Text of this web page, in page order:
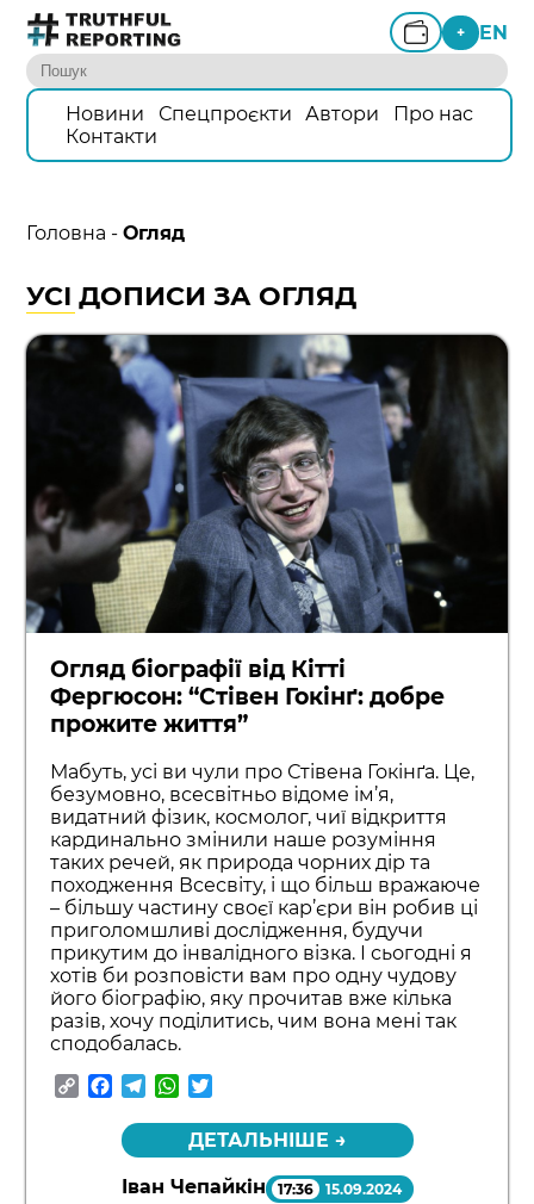
+ EN
Новини Спецпроєкти Автори
Про нас
Контакти
Головна -Огляд
УСІ ДОПИСИ ЗА ОГЛЯД
Огляд біографії від Кітті
Фергюсон: “Стівен Гокінґ: добре
прожите життя”
Мабуть, усі ви чули про Стівена Гокінґа. Це,
безумовно, всесвітньо відоме ім’я,
видатний фізик, космолог, чиї відкриття
кардинально змінили наше розуміння
таких речей, як природа чорних дір та
походження Всесвіту, і що більш вражаюче
– більшу частину своєї кар’єри він робив ці
приголомшливі дослідження, будучи
прикутим до інвалідного візка. І сьогодні я
хотів би розповісти вам про одну чудову
його біографію, яку прочитав вже кілька
разів, хочу поділитись, чим вона мені так
сподобалась.
CopyFacebook
TelegramWhatsApp
ДЕТАЛЬНІШЕ →
Іван Чепайкін 17:36 15.09.2024